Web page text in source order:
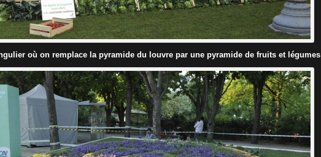
où on remplace la pyramide du louvre par une pyramide de fruits et légumes